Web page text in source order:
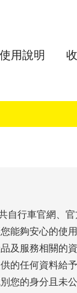
使用說明
自行車官網、
能夠安心的使
及服務相關的
的任何資料給
您的身分且未